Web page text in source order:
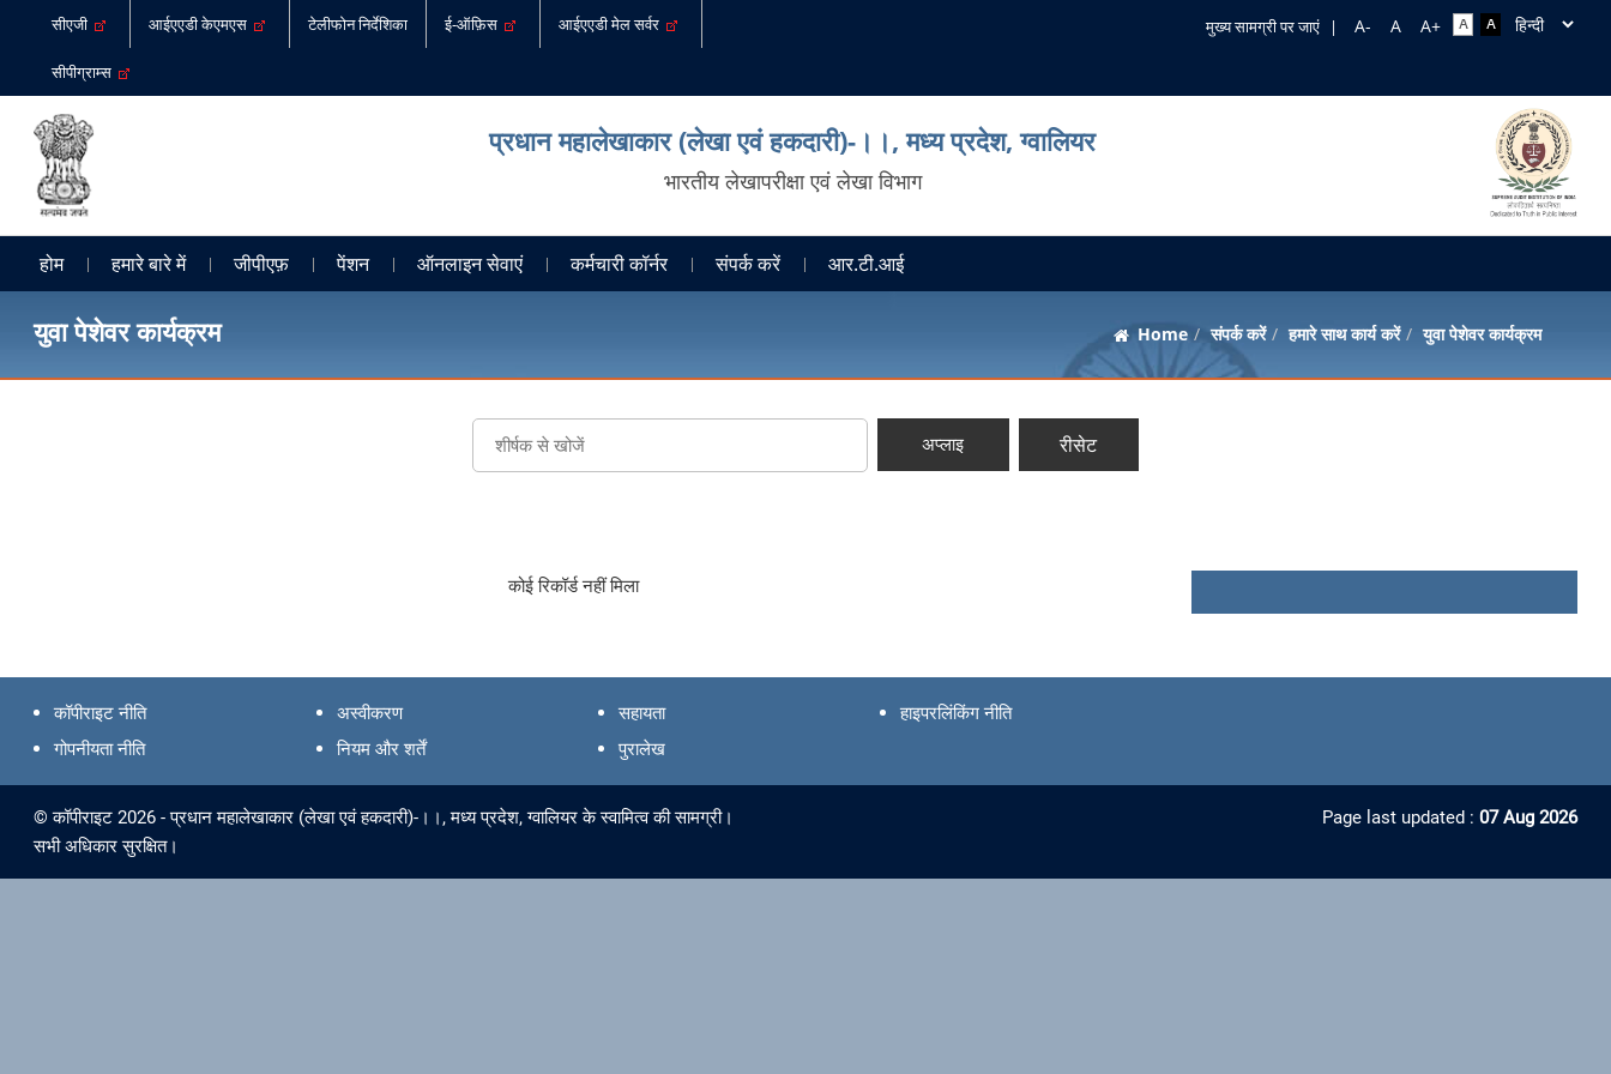
सीएजी आईएएडी केएमएस टेलीफोन निर्देशिका ई-ऑफ़िस आईएएडी मेल सर्वर
सीपीग्राम्स
मुख्य सामग्री पर जाएं |
प्रधान महालेखाकार (लेखा एवं हकदारी)-।।, मध्‍य प्रदेश, ग्‍वालियर
भारतीय लेखापरीक्षा एवं लेखा विभाग
होम हमारे बारे में जीपीएफ़ पेंशन ऑनलाइन सेवाएं कर्मचारी कॉर्नर संपर्क करें आर.टी.आई
युवा पेशेवर कार्यक्रम Home संपर्क करें हमारे साथ कार्य करें युवा पेशेवर कार्यक्रम
अप्लाइ रीसेट
कोई रिकॉर्ड नहीं मिला
कॉपीराइट नीति अस्वीकरण सहायता
हाइपरलिंकिंग नीति
गोपनीयता नीति
नियम और शर्तें पुरालेख
© कॉपीराइट 2026 - प्रधान महालेखाकार (लेखा एवं हकदारी)-।।, मध्‍य प्रदेश, ग्‍वालियर के स्वामित्व की सामग्री।
सभी अधिकार सुरक्षित।
Page last updated : 07 Aug 2026